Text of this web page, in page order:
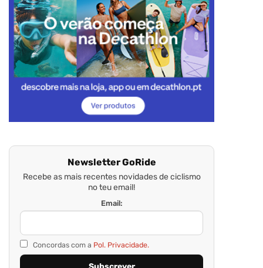
Newsletter GoRide
Recebe as mais recentes novidades de ciclismo
no teu email!
Email:
Concordas com a Pol. Privacidade.